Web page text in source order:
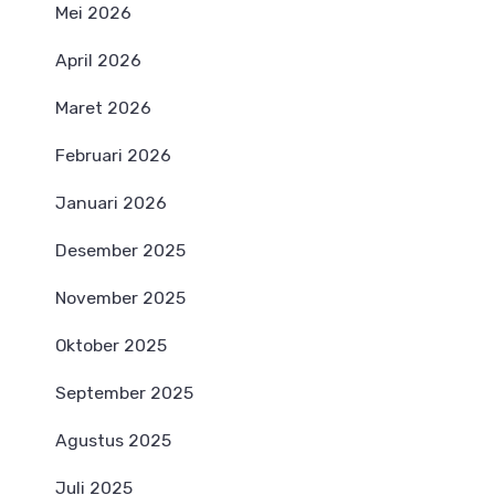
Mei 2026
April 2026
Maret 2026
Februari 2026
Januari 2026
Desember 2025
November 2025
Oktober 2025
September 2025
Agustus 2025
Juli 2025